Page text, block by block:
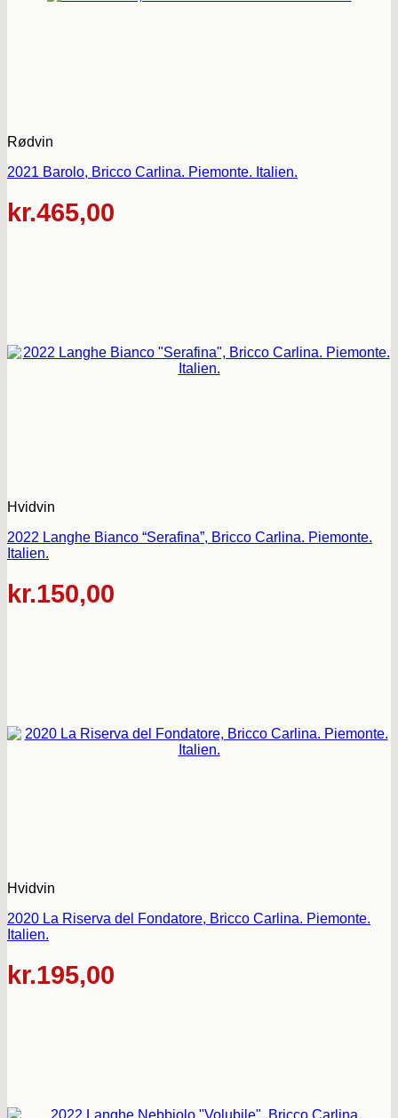
Rødvin
2021 Barolo, Bricco Carlina. Piemonte. Italien.
kr.465,00
Hvidvin
2022 Langhe Bianco “Serafina”, Bricco Carlina. Piemonte.
Italien.
kr.150,00
Hvidvin
2020 La Riserva del Fondatore, Bricco Carlina. Piemonte.
Italien.
kr.195,00